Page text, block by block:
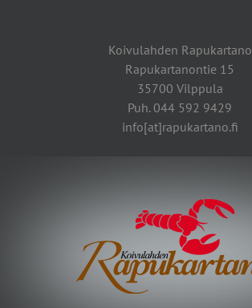
Koivulahden Rapukartano
Rapukartanontie 15
35700 Vilppula
Puh. 044 592 9429
info[at]rapukartano.fi